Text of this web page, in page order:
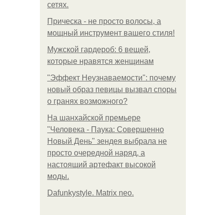
сетях.
Прическа - не просто волосы, а
мощный инструмент вашего стиля!
Мужской гардероб: 6 вещей,
которые нравятся женщинам
"Эффект Неузнаваемости": почему
новый образ певицы вызвал споры
о гранях возможного?
На шанхайской премьере
"Человека - Паука: Совершенно
Новый День" зендея выбрала не
просто очередной наряд, а
настоящий артефакт высокой
моды.
Dafunkystyle. Matrix neo.